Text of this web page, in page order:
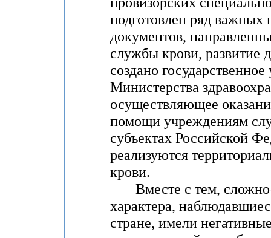
подготовлен ряд
документов,
службы крови, развитие
создано
Министерства
осуществляющее
помощи учреждениям
субъектах Российской
реализуются
крови.
Вместе с тем,
характера,
стране, имели